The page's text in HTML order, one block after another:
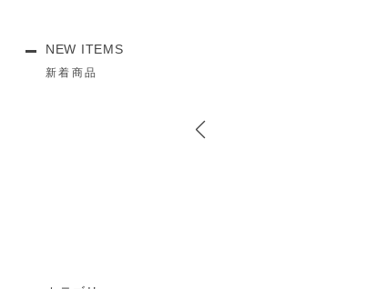
NEW ITEMS
新着商品